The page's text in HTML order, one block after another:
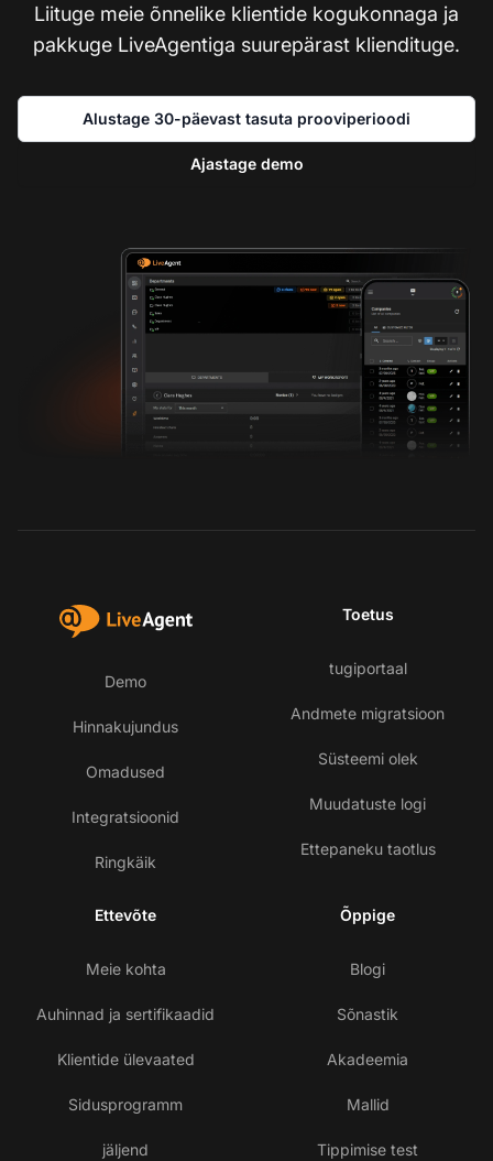
Liituge meie õnnelike klientide kogukonnaga ja
pakkuge LiveAgentiga suurepärast kliendituge.
Alustage 30-päevast tasuta prooviperioodi
Ajastage demo
Demo
Hinnakujundus
Omadused
Integratsioonid
Ringkäik
Toetus
tugiportaal
Andmete migratsioon
Süsteemi olek
Muudatuste logi
Ettepaneku taotlus
Ettevõte
Meie kohta
Auhinnad ja sertifikaadid
Klientide ülevaated
Sidusprogramm
jäljend
Õppige
Blogi
Sõnastik
Akadeemia
Mallid
Tippimise test